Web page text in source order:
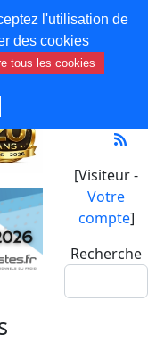
[Visiteur -
Votre
compte]
Recherche
l'utilisation de
des cookies
tous les cookies